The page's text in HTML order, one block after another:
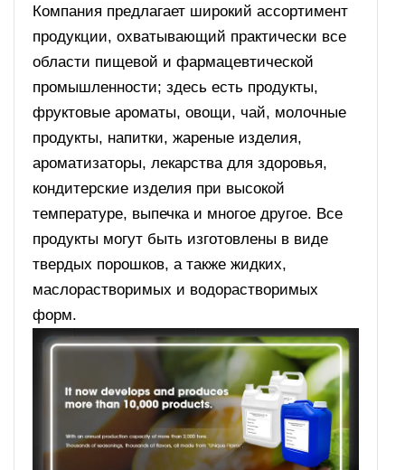
Компания предлагает широкий ассортимент
продукции, охватывающий практически все
области пищевой и фармацевтической
промышленности; здесь есть продукты,
фруктовые ароматы, овощи, чай, молочные
продукты, напитки, жареные изделия,
ароматизаторы, лекарства для здоровья,
кондитерские изделия при высокой
температуре, выпечка и многое другое. Все
продукты могут быть изготовлены в виде
твердых порошков, а также жидких,
маслорастворимых и водорастворимых
форм.